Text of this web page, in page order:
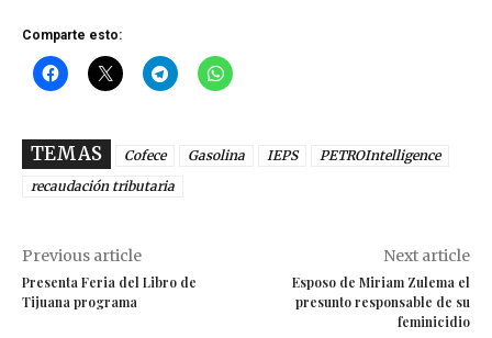
Comparte esto:
TEMAS Cofece Gasolina IEPS
PETROIntelligence
recaudación tributaria
Previous article
Presenta Feria del Libro de
Tijuana programa
Next article
Esposo de Miriam Zulema el
presunto responsable de su
feminicidio